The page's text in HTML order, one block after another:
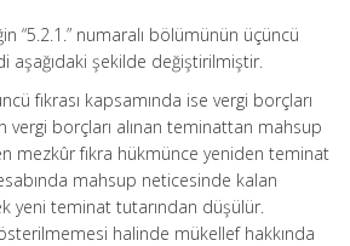
“5.2.1.” numaralı bölümünün üçüncü
aşağıdaki şekilde değiştirilmiştir.
fıkrası kapsamında ise vergi borçları
vergi borçları alınan teminattan mahsup
mezkûr fıkra hükmünce yeniden teminat
mahsup neticesinde kalan
yeni teminat tutarından düşülür.
halinde mükellef hakkında